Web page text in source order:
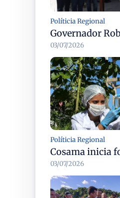
Políticia Regional
03/07/2026
Políticia Regional
03/07/2026